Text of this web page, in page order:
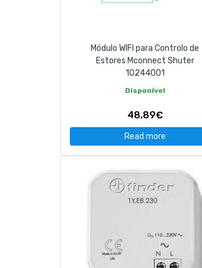
geral@luxivo.pt
Módulo WIFI para Controlo de
Estores Mconnect Shuter
10244001
Disponível
48,89€
Read more